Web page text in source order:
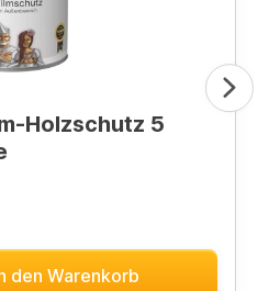
Holzschutz 5
den Warenkorb